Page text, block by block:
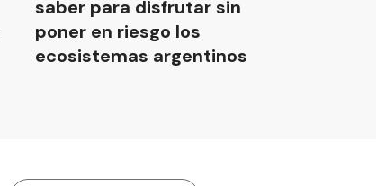
saber para disfrutar sin
poner en riesgo los
ecosistemas argentinos